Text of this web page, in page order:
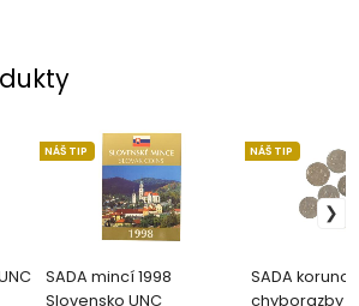
SADA mincí 1998
Slovensko UNC
NÁŠ TIP
SADA
chyborazby
NÁŠ TIP